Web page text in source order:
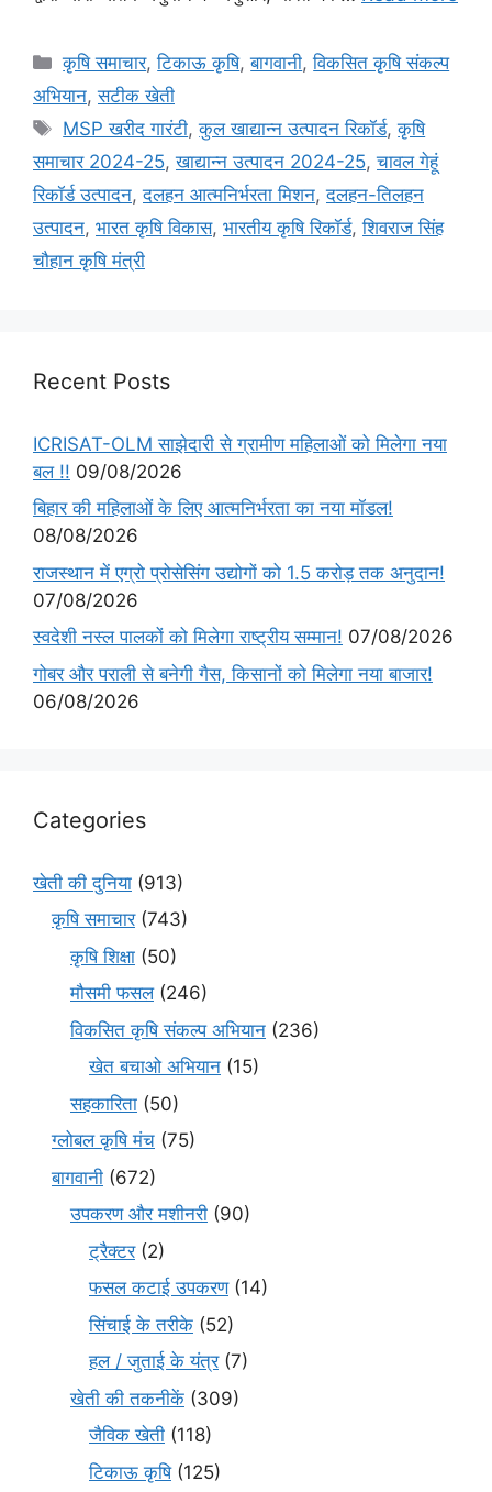
कृषि समाचार,टिकाऊ कृषि,बागवानी,विकसित कृषि संकल्प
अभियान,सटीक खेती
MSP खरीद गारंटी,कुल खाद्यान्न उत्पादन रिकॉर्ड,कृषि
समाचार 2024-25,खाद्यान्न उत्पादन 2024-25,चावल गेहूं
रिकॉर्ड उत्पादन,दलहन आत्मनिर्भरता मिशन,दलहन-तिलहन
उत्पादन, भारत कृषि विकास, भारतीय कृषि रिकॉर्ड,शिवराज सिंह
चौहान कृषि मंत्री
Recent Posts
ICRISAT-OLM साझेदारी से ग्रामीण महिलाओं को मिलेगा नया
बल !! 09/08/2026
बिहार की महिलाओं के लिए आत्मनिर्भरता का नया मॉडल!
08/08/2026
राजस्थान में एग्रो प्रोसेसिंग उद्योगों को 1.5 करोड़ तक अनुदान!
07/08/2026
स्वदेशी नस्ल पालकों को मिलेगा राष्ट्रीय सम्मान! 07/08/2026
गोबर और पराली से बनेगी गैस, किसानों को मिलेगा नया बाजार!
06/08/2026
Categories
खेती की दुनिया (913)
कृषि समाचार(743)
कृषि शिक्षा (50)
मौसमी फसल(246)
विकसित कृषि संकल्प अभियान (236)
खेत बचाओ अभियान (15)
सहकारिता (50)
ग्लोबल कृषि मंच (75)
बागवानी (672)
उपकरण और मशीनरी (90)
ट्रैक्टर(2)
फसल कटाई उपकरण(14)
सिंचाई के तरीके (52)
हल / जुताई के यंत्र(7)
खेती की तकनीकें (309)
जैविक खेती (118)
टिकाऊ कृषि(125)